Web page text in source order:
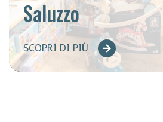
Saluzzo
SCOPRI DI PIÙ